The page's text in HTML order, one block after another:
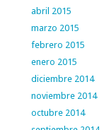
abril 2015
marzo 2015
febrero 2015
enero 2015
diciembre 2014
noviembre 2014
octubre 2014